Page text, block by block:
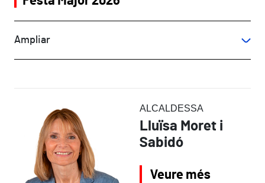
Ampliar
ALCALDESSA
Lluïsa Moret i
Sabidó
Veure més